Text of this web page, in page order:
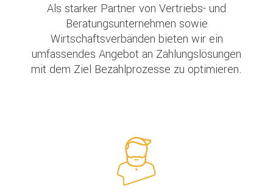
Als starker Partner von Vertriebs- und
Beratungsunternehmen sowie
Wirtschaftsverbänden bieten wir ein
umfassendes Angebot an Zahlungslösungen
mit dem Ziel Bezahlprozesse zu optimieren.